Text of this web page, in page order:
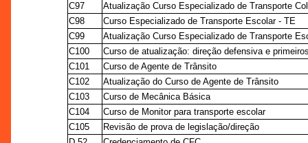
C97
Atualização Curso Especializado de Transporte
C98
Curso Especializado de Transporte Escolar - TE
C99
Atualização Curso Especializado de Transporte
C100
Curso de atualização: direção defensiva e
C101
Curso de Agente de Trânsito
C102
Atualização do Curso de Agente de Trânsito
C103
Curso de Mecânica Básica
C104
Curso de Monitor para transporte escolar
C105
Revisão de prova de legislação/direção